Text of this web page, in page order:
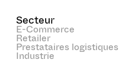
Secteur
E-Commerce
Retailer
Prestataires logistiques
Industrie